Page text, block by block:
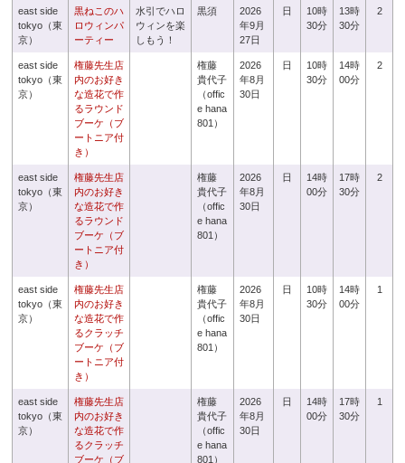
east side
tokyo（東
京）
黒ねこのハ
ロウィンパ
ーティー
水引でハロ
ウィンを楽
しもう！
黒須
2026
年9月
27日
日
10時
30分
13時
30分
2
east side
tokyo（東
京）
権藤先生店
内のお好き
な造花で作
るラウンド
ブーケ（ブ
ートニア付
き）
権藤
貴代子
（offic
e hana
801）
2026
年8月
30日
日
10時
30分
14時
00分
2
east side
tokyo（東
京）
権藤先生店
内のお好き
な造花で作
るラウンド
ブーケ（ブ
ートニア付
き）
権藤
貴代子
（offic
e hana
801）
2026
年8月
30日
日
14時
00分
17時
30分
2
east side
tokyo（東
京）
権藤先生店
内のお好き
な造花で作
るクラッチ
ブーケ（ブ
ートニア付
き）
権藤
貴代子
（offic
e hana
801）
2026
年8月
30日
日
10時
30分
14時
00分
1
east side
tokyo（東
京）
権藤先生店
内のお好き
な造花で作
るクラッチ
ブーケ（ブ
権藤
貴代子
（offic
e hana
801）
2026
年8月
30日
日
14時
00分
17時
30分
1